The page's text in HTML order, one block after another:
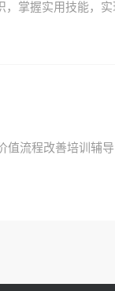
掌握实用技能，
值流程改善培训辅